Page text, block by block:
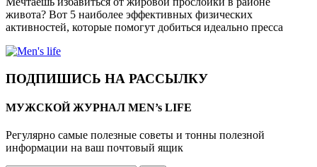
живота? Вот 5 наиболее эффективных физических
активностей, которые помогут добиться идеально пресса
ПОДПИШИСЬ НА РАССЫЛКУ
МУЖСКОЙ ЖУРНАЛ MEN’s LIFE
Регулярно самые полезные советы и тонны полезной
информации на ваш почтовый ящик